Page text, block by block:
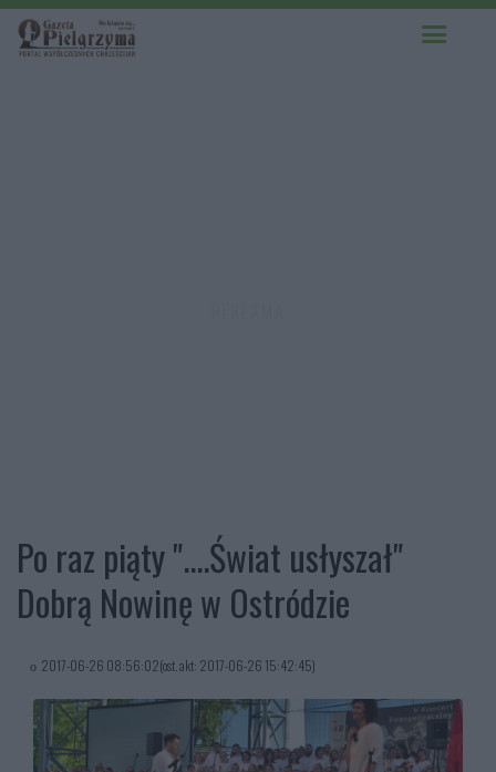
Po raz piąty "....Świat usłyszał"
Dobrą Nowinę w Ostródzie
2017-06-26 08:56:02(ost. akt: 2017-06-26 15:42:45)